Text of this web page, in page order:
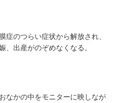
のつらい症状から解放され、
、出産がのぞめなくなる。
なかの中をモニターに映しなが